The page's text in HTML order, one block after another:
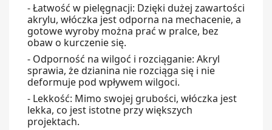
- Łatwość w pielęgnacji: Dzięki dużej zawartości
akrylu, włóczka jest odporna na mechacenie, a
gotowe wyroby można prać w pralce, bez
obaw o kurczenie się.
- Odporność na wilgoć i rozciąganie: Akryl
sprawia, że dzianina nie rozciąga się i nie
deformuje pod wpływem wilgoci.
- Lekkość: Mimo swojej grubości, włóczka jest
lekka, co jest istotne przy większych
projektach.